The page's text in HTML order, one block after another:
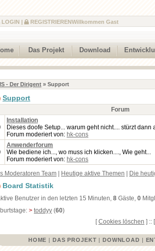
Willkommen Gast
LOGIN | REGISTRIEREN
Das Projekt Download
- Der Dirigent » Support
Support
Forum
Installation
Dieses doofe Setup... warum geht nicht.... stürzt dann
Forum moderiert von: hk-cons
Anwenderforum
Wie bediene ich..., wo muss ich klicken...., Wie geht...
Forum moderiert von: hk-cons
Moderatoren Team
Heutige aktive Themen Die
Board Statistik
Benutzer in den letzten 15 Minuten, 8 Gäste, 0
> toddyy (60)
[Cookies löschen ] ::
HOME | DAS PROJEKT | DOWNLOAD |